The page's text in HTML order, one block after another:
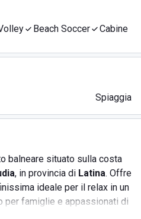
Beach Soccer
Cabine
Spiaggia
balneare situato sulla costa
, in provincia di Latina. Offre
ideale per il relax in un
per famiglie e appassionati di